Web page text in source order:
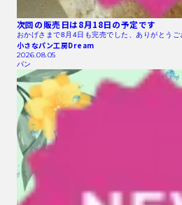
次回の販売日は8月18日の予定です
おかげさまで8月4日も完売でした、ありがとう
小さなパン工房Dream
2026.08.05
パン